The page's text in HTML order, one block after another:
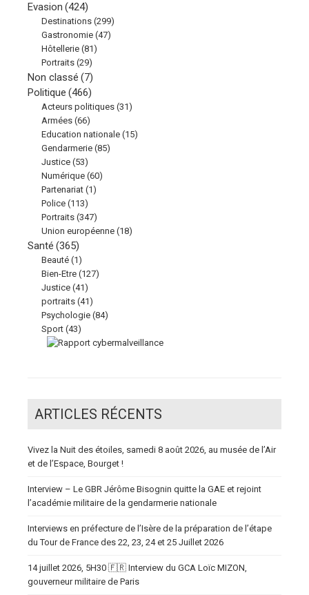
Evasion (424)
Destinations (299)
Gastronomie (47)
Hôtellerie (81)
Portraits (29)
Non classé (7)
Politique (466)
Acteurs politiques (31)
Armées (66)
Education nationale (15)
Gendarmerie (85)
Justice (53)
Numérique (60)
Partenariat (1)
Police (113)
Portraits (347)
Union européenne (18)
Santé (365)
Beauté (1)
Bien-Etre (127)
Justice (41)
portraits (41)
Psychologie (84)
Sport (43)
ARTICLES RÉCENTS
Vivez la Nuit des étoiles, samedi 8 août 2026, au musée de l’Air
et de l’Espace, Bourget !
Interview – Le GBR Jérôme Bisognin quitte la GAE et rejoint
l’académie militaire de la gendarmerie nationale
Interviews en préfecture de l’Isère de la préparation de l’étape
du Tour de France des 22, 23, 24 et 25 Juillet 2026
14 juillet 2026, 5H30 🇫🇷 Interview du GCA Loïc MIZON,
gouverneur militaire de Paris